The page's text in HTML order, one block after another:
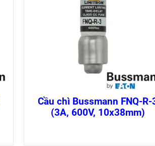
Cầu chì Bussmann FNQ-R-
(3A, 600V, 10x38mm)